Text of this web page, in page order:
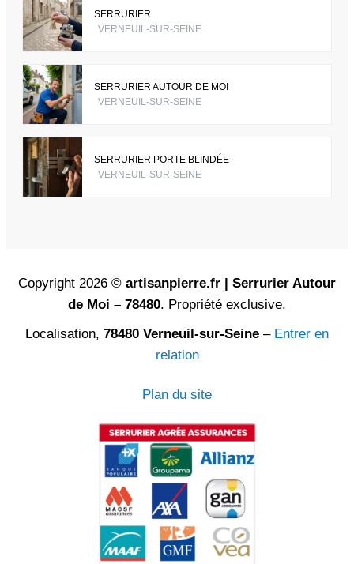
SERRURIER
VERNEUIL-SUR-SEINE
SERRURIER AUTOUR DE MOI
VERNEUIL-SUR-SEINE
SERRURIER PORTE BLINDÉE
VERNEUIL-SUR-SEINE
Copyright 2026 © artisanpierre.fr | Serrurier Autour
de Moi – 78480. Propriété exclusive.
Localisation, 78480 Verneuil-sur-Seine – Entrer en
relation
Plan du site